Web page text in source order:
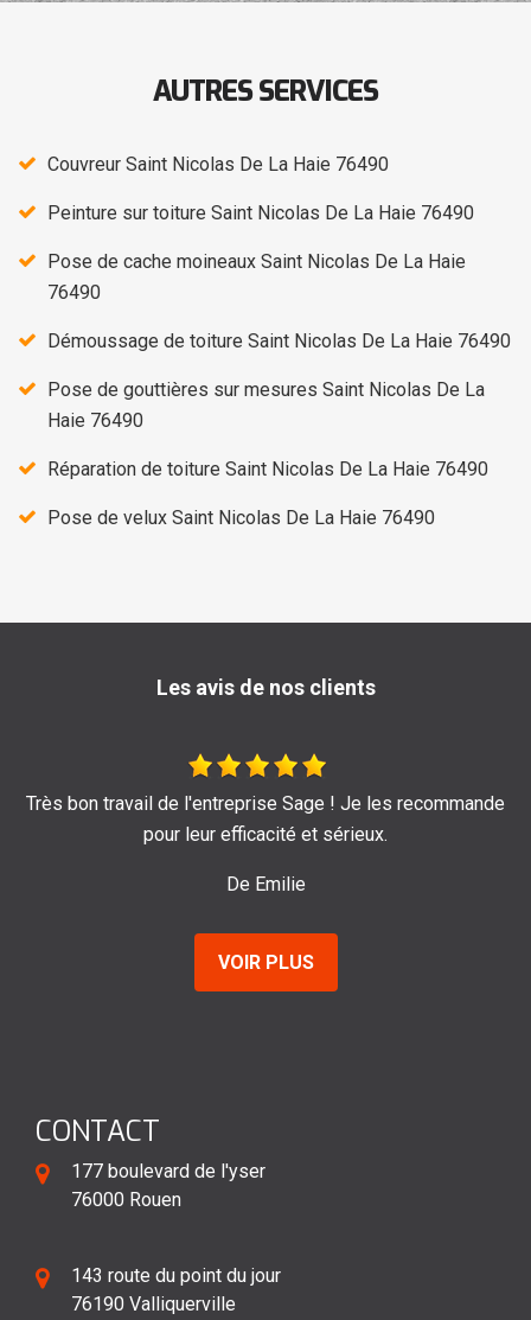
AUTRES SERVICES
Couvreur Saint Nicolas De La Haie 76490
Peinture sur toiture Saint Nicolas De La Haie 76490
Pose de cache moineaux Saint Nicolas De La Haie
76490
Démoussage de toiture Saint Nicolas De La Haie 76490
Pose de gouttières sur mesures Saint Nicolas De La
Haie 76490
Réparation de toiture Saint Nicolas De La Haie 76490
Pose de velux Saint Nicolas De La Haie 76490
Les avis de nos clients
Sage ! Je les recommande
efficacité et sérieux.
Je
VOIR PLUS
CONTACT
177 boulevard de l'yser
76000 Rouen
143 route du point du jour
76190 Valliquerville